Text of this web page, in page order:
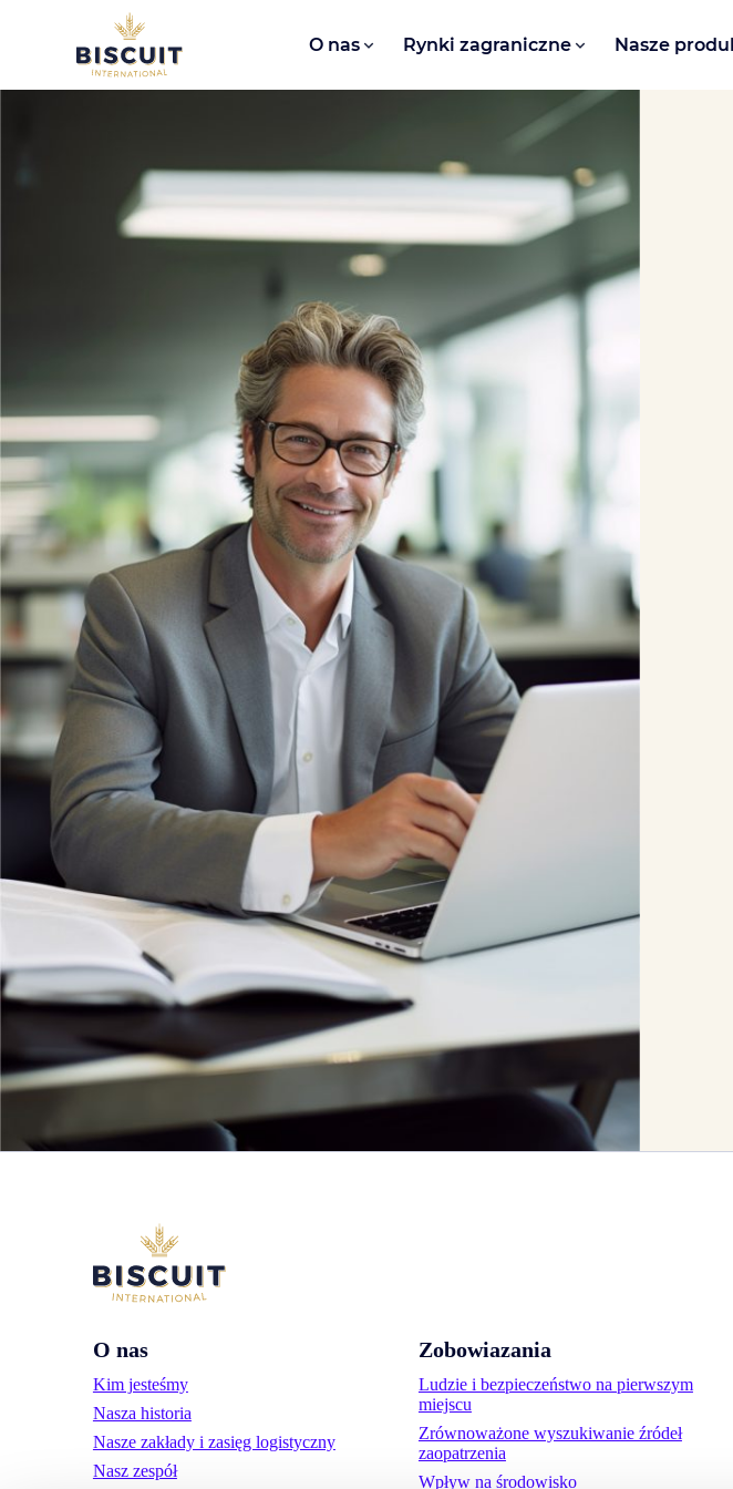
Aller au contenu O nas​ Rynki zagraniczne Nasze
O nas
Kim jesteśmy
Nasza historia
Nasze zakłady i zasięg logistyczny
Nasz zespół
Zobowiazania
Ludzie i bezpieczeństwo na pierwszym
miejscu
Zrównoważone wyszukiwanie źródeł
zaopatrzenia
Wpływ na środowisko